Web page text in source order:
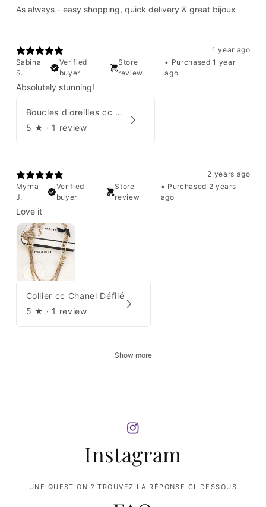
As always - easy shopping, quick delivery & great bijoux
1 year ago
Sabina
S.
Verified
buyer
Store
review
• Purchased 1 year
ago
Absolutely stunning!
Boucles d'oreilles cc Chanel
5 ★ · 1 review
2 years ago
Myrna
J.
Verified
buyer
Store
review
• Purchased 2 years
ago
Love it
Collier cc Chanel Défilé
5 ★ · 1 review
Show more
Instagram
UNE QUESTION ? TROUVEZ LA RÉPONSE CI-DESSOUS